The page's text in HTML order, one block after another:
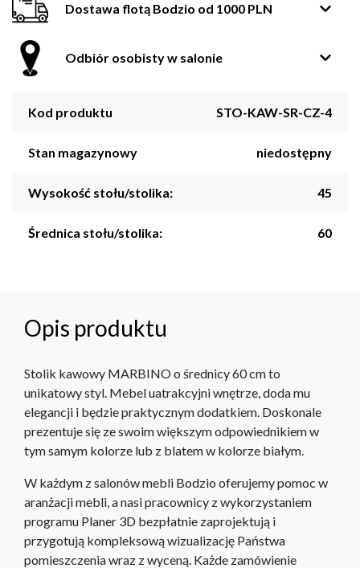
Dostawa flotą Bodzio od 1000 PLN
Odbiór osobisty w salonie
Kod produktu STO-KAW-SR-CZ-4
Stan magazynowy niedostępny
Wysokość stołu/stolika: 45
Średnica stołu/stolika: 60
Opis produktu
Stolik kawowy MARBINO o średnicy 60 cm to
unikatowy styl. Mebel uatrakcyjni wnętrze, doda mu
elegancji i będzie praktycznym dodatkiem. Doskonale
prezentuje się ze swoim większym odpowiednikiem w
tym samym kolorze lub z blatem w kolorze białym.
W każdym z salonów mebli Bodzio oferujemy pomoc w
aranżacji mebli, a nasi pracownicy z wykorzystaniem
programu Planer 3D bezpłatnie zaprojektują i
przygotują kompleksową wizualizację Państwa
pomieszczenia wraz z wyceną. Każde zamówienie